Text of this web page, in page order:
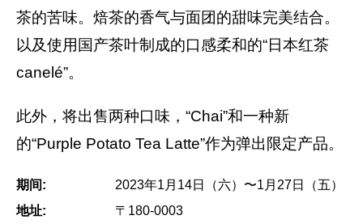
茶的苦味。焙茶的香气与面团的甜味完美结合。
以及使用国产茶叶制成的口感柔和的“日本红茶
canelé”。
此外，将出售两种口味，“Chai”和一种新
的“Purple Potato Tea Latte”作为弹出限定产品。
期间:
2023年1月14日（六）〜1月27日（五）
地址:
〒180-0003